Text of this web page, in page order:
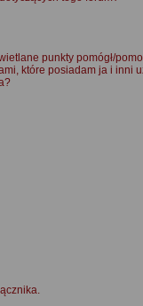
punkty pomógł/
które posiadam ja i inni